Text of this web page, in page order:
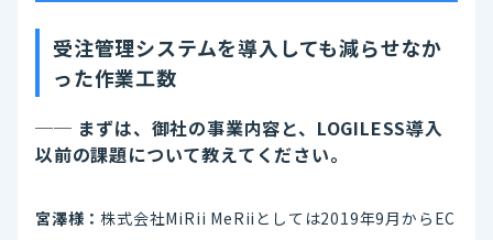
受注管理システムを導入しても減らせなか
った作業工数
── まずは、御社の事業内容と、LOGILESS導入
以前の課題について教えてください。
宮澤様：株式会社MiRii MeRiiとしては2019年9月からEC